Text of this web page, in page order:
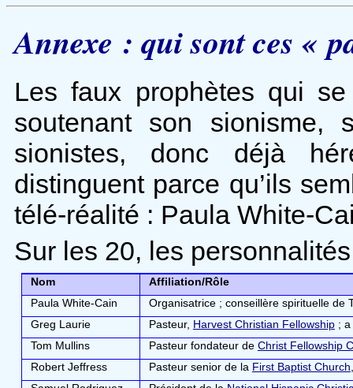
Annexe : qui sont ces «
Les faux prophètes qui
soutenant son sionisme,
sionistes, donc déjà
distinguent parce qu’ils
télé-réalité : Paula White-
Sur les 20, les
Nom
Affiliation/Rôle
Paula White-Cain
Organisatrice ; conseillère spirituelle de
Greg Laurie
Pasteur, Harvest Christian Fellowship; a
Tom Mullins
Pasteur fondateur de Christ Fellowship
Robert Jeffress
Pasteur senior de la First Baptist Church